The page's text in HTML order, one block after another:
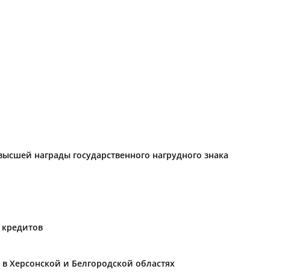
награды государственного нагрудного знака
Херсонской и Белгородской областях